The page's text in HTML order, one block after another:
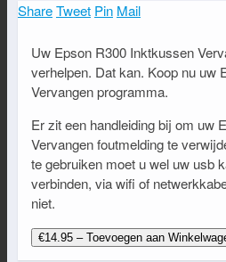
ShareTweet Pin Mail
Uw Epson R300 Inktkussen
verhelpen. Dat kan. Koop nu uw
Vervangen programma.
Er zit een handleiding bij om uw
Vervangen foutmelding te
te gebruiken moet u wel uw usb
verbinden, via wifi of
niet.
€14.95 – Toevoegen aan